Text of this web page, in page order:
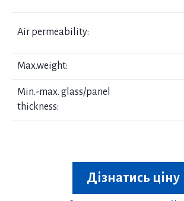
Air permeability:
Max.weight:
Min.-max. glass/panel
thickness:
Дізнатись ціну